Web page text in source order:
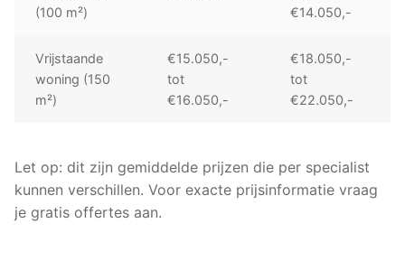
(100 m²)
€14.050,-
Vrijstaande
woning (150
m²)
€15.050,-
tot
€16.050,-
€18.050,-
tot
€22.050,-
Let op: dit zijn gemiddelde prijzen die per specialist
kunnen verschillen. Voor exacte prijsinformatie vraag
je gratis offertes aan.